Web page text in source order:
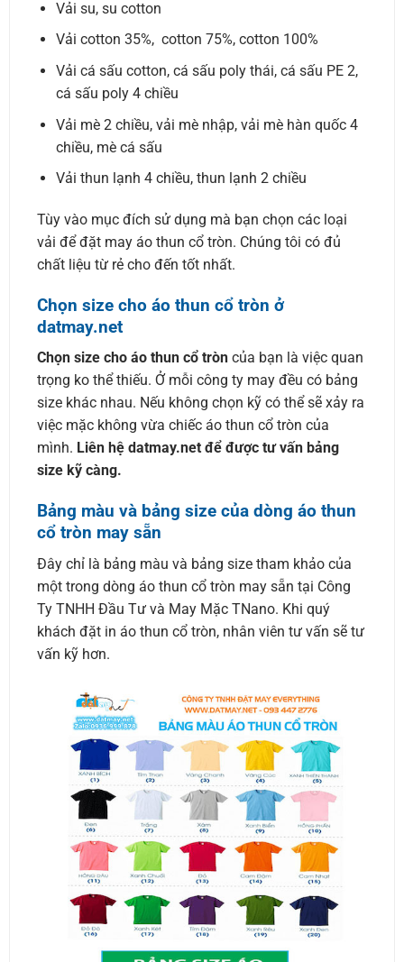
Vải su, su cotton
Vải cotton 35%, cotton 75%, cotton 100%
Vải cá sấu cotton, cá sấu poly thái, cá sấu PE 2,
cá sấu poly 4 chiều
Vải mè 2 chiều, vải mè nhập, vải mè hàn quốc 4
chiều, mè cá sấu
Vải thun lạnh 4 chiều, thun lạnh 2 chiều
Tùy vào mục đích sử dụng mà bạn chọn các loại
vải để đặt may áo thun cổ tròn. Chúng tôi có đủ
chất liệu từ rẻ cho đến tốt nhất.
Chọn size cho áo thun cổ tròn ở
datmay.net
Chọn size cho áo thun cổ tròn của bạn là việc quan
trọng ko thể thiếu. Ở mỗi công ty may đều có bảng
size khác nhau. Nếu không chọn kỹ có thể sẽ xảy ra
việc mặc không vừa chiếc áo thun cổ tròn của
mình. Liên hệ datmay.net để được tư vấn bảng
size kỹ càng.
Bảng màu và bảng size của dòng áo thun
cổ tròn may sẵn
Đây chỉ là bảng màu và bảng size tham khảo của
một trong dòng áo thun cổ tròn may sẵn tại Công
Ty TNHH Đầu Tư và May Mặc TNano. Khi quý
khách đặt in áo thun cổ tròn, nhân viên tư vấn sẽ tư
vấn kỹ hơn.